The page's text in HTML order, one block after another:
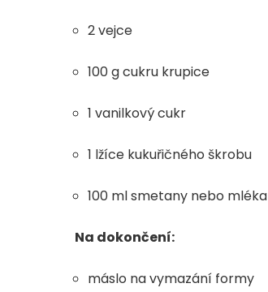
2 vejce
100 g cukru krupice
1 vanilkový cukr
1 lžíce kukuřičného škrobu
100 ml smetany nebo mléka
Na dokončení:
máslo na vymazání formy